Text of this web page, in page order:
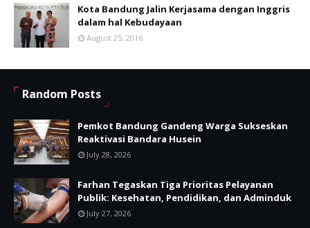
Kota Bandung Jalin Kerjasama dengan Inggris
dalam hal Kebudayaan
August 25, 2016
Random Posts
Pemkot Bandung Gandeng Warga Sukseskan
Reaktivasi Bandara Husein
July 28, 2026
Farhan Tegaskan Tiga Prioritas Pelayanan
Publik: Kesehatan, Pendidikan, dan Adminduk
July 27, 2026